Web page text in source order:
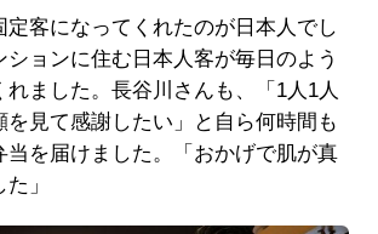
定客になってくれたのが日本人でし
ションに住む日本人客が毎日のよう
れました。長谷川さんも、「1人1人
を見て感謝したい」と自ら何時間も
当を届けました。「おかげで肌が真
」